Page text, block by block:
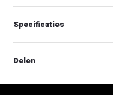
Specificaties
Delen